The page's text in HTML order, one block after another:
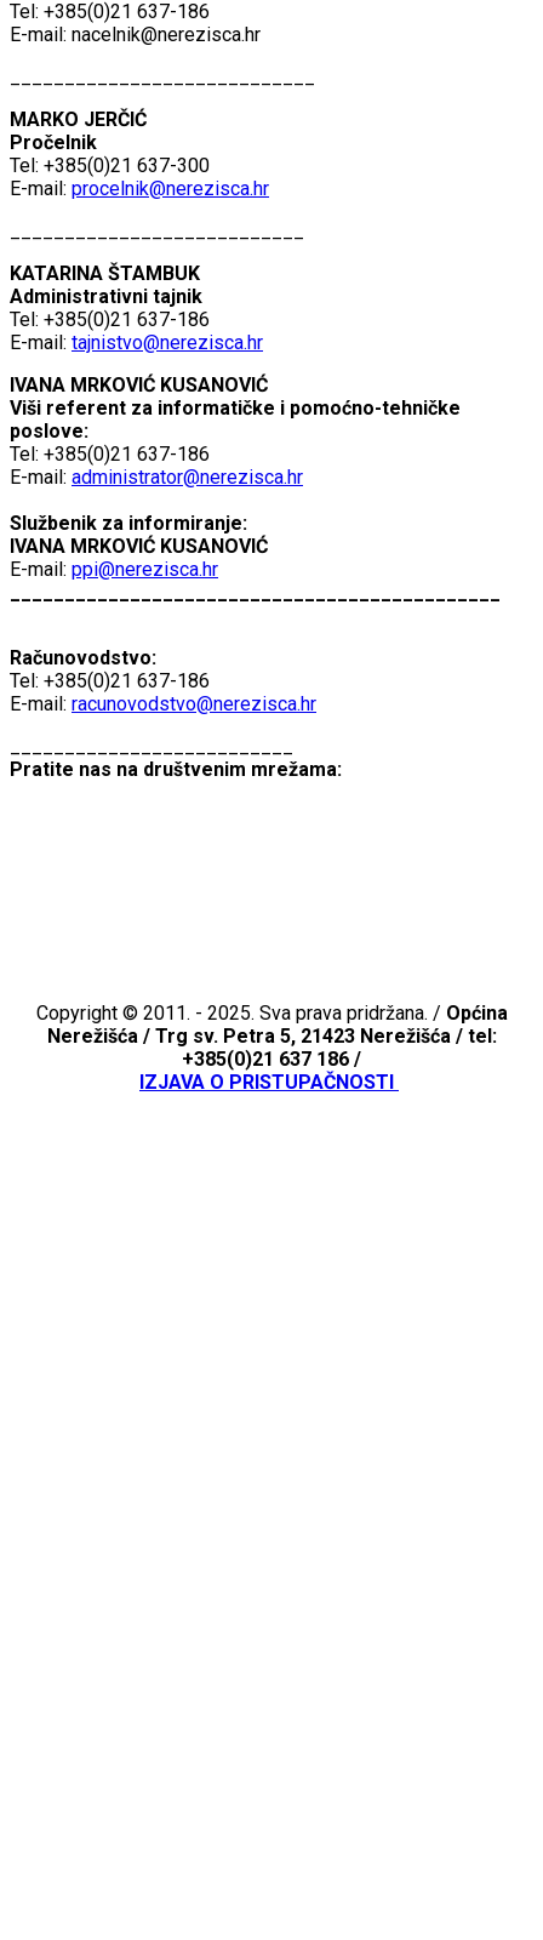
Tel: +385(0)21 637-186
E-mail: nacelnik@nerezisca.hr
MARKO JERČIĆ
Pročelnik
Tel: +385(0)21 637-300
E-mail: procelnik@nerezisca.hr
KATARINA ŠTAMBUK
Administrativni tajnik
Tel: +385(0)21 637-186
E-mail: tajnistvo@nerezisca.hr
IVANA MRKOVIĆ KUSANOVIĆ
Viši referent za informatičke i pomoćno-tehničke
poslove:
Tel: +385(0)21 637-186
E-mail: administrator@nerezisca.hr
Službenik za informiranje:
IVANA MRKOVIĆ KUSANOVIĆ
E-mail: ppi@nerezisca.hr
Računovodstvo:
Tel: +385(0)21 637-186
E-mail: racunovodstvo@nerezisca.hr
Pratite nas na društvenim mrežama:
Copyright © 2011. - 2025. Sva prava pridržana. / Općina
Nerežišća /Trg sv. Petra 5, 21423 Nerežišća / tel:
+385(0)21 637 186 /
IZJAVA O PRISTUPAČNOSTI